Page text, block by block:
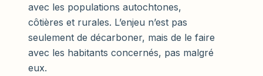
avec les populations autochtones,
côtières et rurales. L’enjeu n’est pas
seulement de décarboner, mais de le faire
avec les habitants concernés, pas malgré
eux.